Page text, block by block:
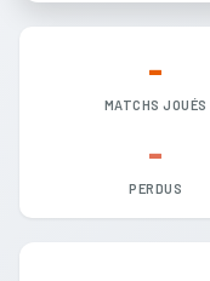
-
MATCHS JOUÉS
-
PERDUS